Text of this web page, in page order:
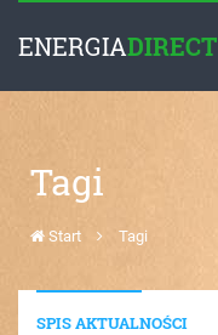
ENERGIADIRECT
Tagi
Start Tagi
SPIS AKTUALNOŚCI